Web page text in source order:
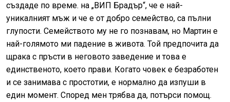
създаде по време. на „ВИП Брадър“, че е най-
уникалният мъж и че е от добро семейство, са пълни
глупости. Семейството му не го познавам, но Мартин е
най-голямото ми падение в живота. Той предпочита да
щрака с пръсти в неговото заведение и това е
единственото, което прави. Когато човек е безработен
и се занимава с простотии, е нормално да изпуши в
един момент. Според мен трябва да, потърси помощ.